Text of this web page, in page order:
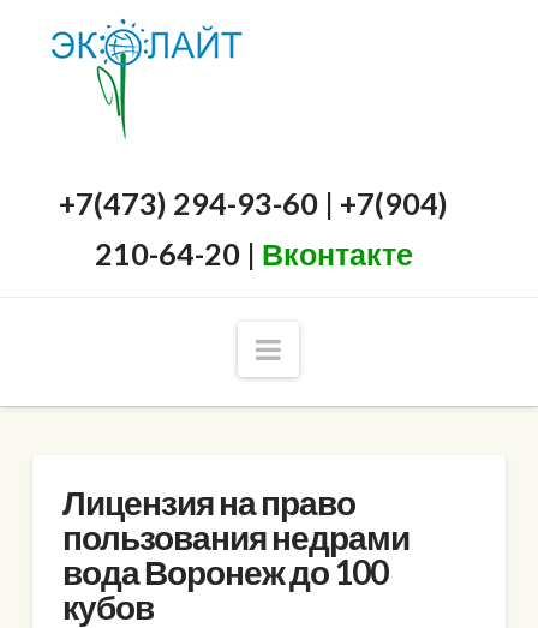
+7(473) 294-93-60 | +7(904)
210-64-20 | Вконтакте
Navigation
Лицензия на право
пользования недрами
вода Воронеж до 100
кубов